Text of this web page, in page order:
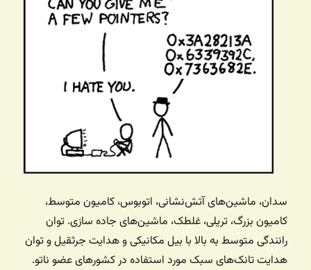
سدان، ماشین‌های آتش‌نشانی، اتوبوس، کامیون متوسط،
کامیون بزرگ، تریلی، غلطک، ماشین‌های جاده سازی. توان
رانندگی متوسط به بالا با بیل مکانیکی و هدایت جرثقیل و توان
هدایت تانک‌های سبک مورد استفاده در کشورهای عضو ناتو.